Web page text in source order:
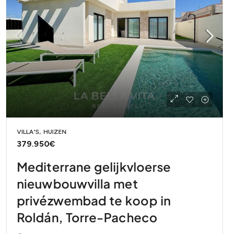
VILLA'S, HUIZEN
379.950€
Mediterrane gelijkvloerse
nieuwbouwvilla met
privézwembad te koop in
Roldán, Torre-Pacheco